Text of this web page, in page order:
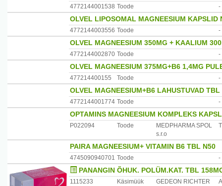
4772144001538 Toode -
OLVEL LIPOSOMAL MAGNEESIUM KAPSLID
4772144003556 Toode -
OLVEL MAGNEESIUM 350MG + KAALIUM
4772144002870 Toode -
OLVEL MAGNEESIUM 375MG+B6 1,4MG
477214400155 Toode -
OLVEL MAGNEESIUM+B6 LAHUSTUVAD TBL
4772144001774 Toode -
OPTAMINS MAGNEESIUM KOMPLEKS
P022094 Toode
MEDPHARMA SPOL
s.r.o
PAIRA MAGNEESIUM+ VITAMIN B6 TBL N50
4745090940701 Toode -
PANANGIN ÕHUK. POLÜM.KAT. TBL
1115233 Käsimüük
GEDEON RICHTER